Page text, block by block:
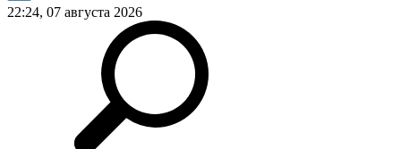
22:24, 07 августа 2026